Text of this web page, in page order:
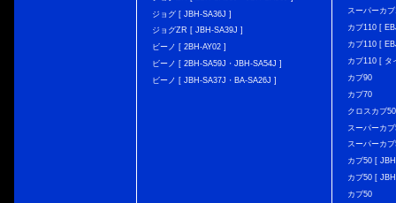
ジョグ [ JBH-SA36J ]
ジョグZR [ JBH-SA39J ]
ビーノ [ 2BH-AY02 ]
ビーノ [ 2BH-SA59J・JBH-SA54J ]
ビーノ [ JBH-SA37J・BA-SA26J ]
スーパーカ
カブ110 [
カブ110 [
カブ110 [ タ
カブ90
カブ70
クロスカブ
スーパーカ
スーパーカ
カブ50 [
カブ50 [
カブ50